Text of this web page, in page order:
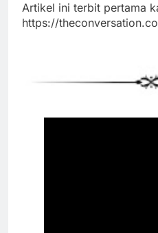
Artikel ini terbit pertama
https://